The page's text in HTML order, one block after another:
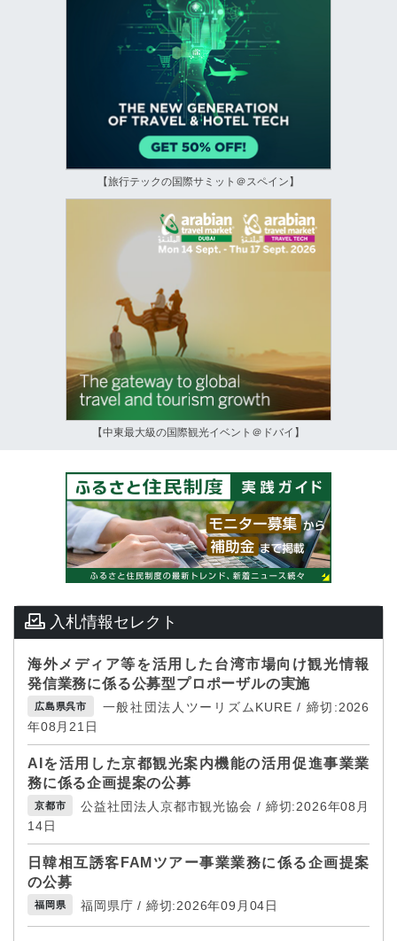
【旅行テックの国際サミット＠スペイン】
【中東最大級の国際観光イベント＠ドバイ】
入札情報セレクト
海外メディア等を活用した台湾市場向け観光情報
発信業務に係る公募型プロポーザルの実施
広島県呉市
一般社団法人ツーリズムKURE / 締切:2026
年08月21日
AIを活用した京都観光案内機能の活用促進事業業
務に係る企画提案の公募
京都市
公益社団法人京都市観光協会 / 締切:2026年08月
14日
日韓相互誘客FAMツアー事業業務に係る企画提案
の公募
福岡県 福岡県庁 / 締切:2026年09月04日